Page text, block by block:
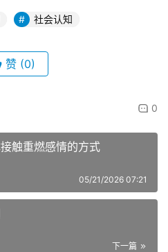
社会认知
赞 (0)
0
触重燃感情的方式
05/21/2026 07:21
下一篇